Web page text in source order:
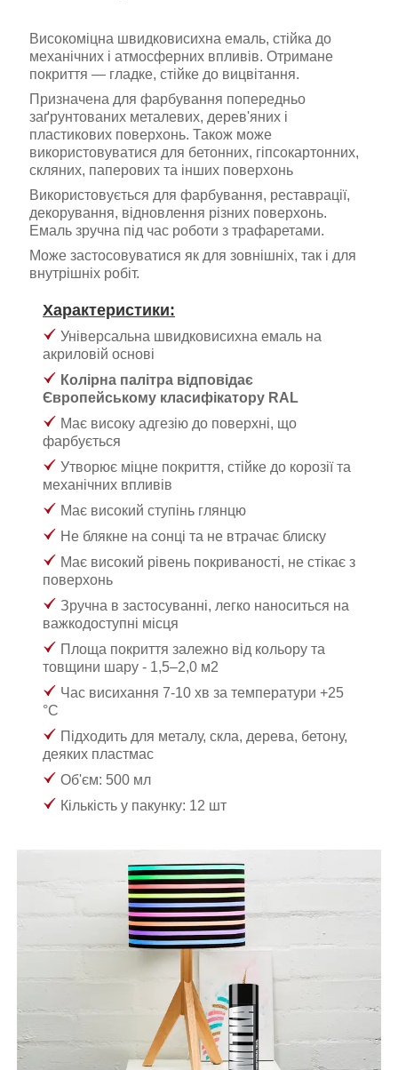
Високоміцна швидковисихна емаль, стійка до
механічних і атмосферних впливів. Отримане
покриття — гладке, стійке до вицвітання.
Призначена для фарбування попередньо
заґрунтованих металевих, дерев'яних і
пластикових поверхонь. Також може
використовуватися для бетонних, гіпсокартонних,
скляних, паперових та інших поверхонь
Використовується для фарбування, реставрації,
декорування, відновлення різних поверхонь.
Емаль зручна під час роботи з трафаретами.
Може застосовуватися як для зовнішніх, так і для
внутрішніх робіт.
Характеристики:
Універсальна швидковисихна емаль на
акриловій основі
Колірна палітра відповідає
Європейському класифікатору RAL
Має високу адгезію до поверхні, що
фарбується
Утворює міцне покриття, стійке до корозії та
механічних впливів
Має високий ступінь глянцю
Не блякне на сонці та не втрачає блиску
Має високий рівень покриваності, не стікає з
поверхонь
Зручна в застосуванні, легко наноситься на
важкодоступні місця
Площа покриття залежно від кольору та
товщини шару - 1,5–2,0 м2
Час висихання 7-10 хв за температури +25
°C
Підходить для металу, скла, дерева, бетону,
деяких пластмас
Об'єм: 500 мл
Кількість у пакунку: 12 шт